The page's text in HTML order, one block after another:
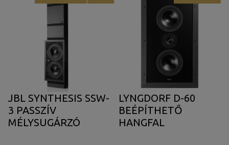
JBL SYNTHESIS SSW-
3 PASSZÍV
MÉLYSUGÁRZÓ
LYNGDORF D-60
BEÉPÍTHETŐ
HANGFAL